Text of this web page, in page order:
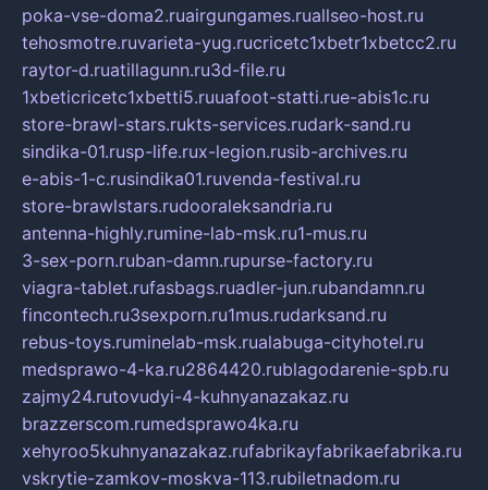
poka-vse-doma2.ruairgungames.ruallseo-host.ru
tehosmotre.ruvarieta-yug.rucricetc1xbetr1xbetcc2.ru
raytor-d.ruatillagunn.ru3d-file.ru
1xbeticricetc1xbetti5.ruuafoot-statti.rue-abis1c.ru
store-brawl-stars.rukts-services.rudark-sand.ru
sindika-01.rusp-life.rux-legion.rusib-archives.ru
e-abis-1-c.rusindika01.ruvenda-festival.ru
store-brawlstars.rudooraleksandria.ru
antenna-highly.rumine-lab-msk.ru1-mus.ru
3-sex-porn.ruban-damn.rupurse-factory.ru
viagra-tablet.rufasbags.ruadler-jun.rubandamn.ru
fincontech.ru3sexporn.ru1mus.rudarksand.ru
rebus-toys.ruminelab-msk.rualabuga-cityhotel.ru
medsprawo-4-ka.ru2864420.rublagodarenie-spb.ru
zajmy24.rutovudyi-4-kuhnyanazakaz.ru
brazzerscom.rumedsprawo4ka.ru
xehyroo5kuhnyanazakaz.rufabrikayfabrikaefabrika.ru
vskrytie-zamkov-moskva-113.rubiletnadom.ru